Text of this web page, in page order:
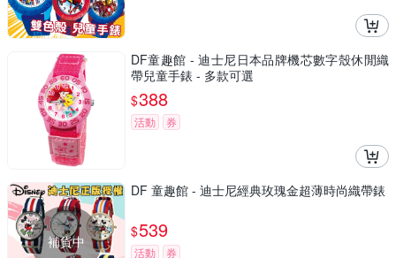
DF童趣館 - 迪士尼日本品牌機芯數字殼休閒織
帶兒童手錶 - 多款可選
$388
活動 券
補貨中
DF 童趣館 - 迪士尼經典玫瑰金超薄時尚織帶錶
$539
活動 券